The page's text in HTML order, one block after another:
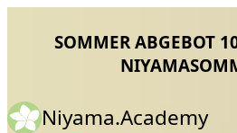
SOMMER ABGEBOT
Niyama.Academy